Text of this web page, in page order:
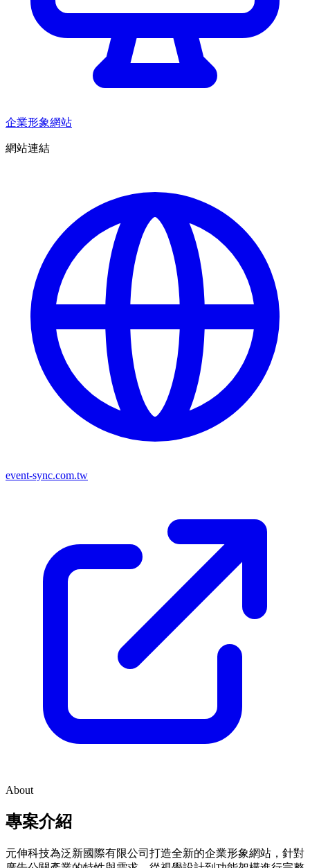
企業形象網站
網站連結
event-sync.com.tw
About
專案介紹
元伸科技為泛新國際有限公司打造全新的企業形象網站，針對